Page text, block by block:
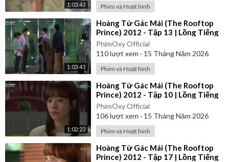
1:03:43 Phim và Hoạt hình
1:03:43
⁣Hoàng Tử Gác Mái (The Rooftop
Prince) 2012 - Tập 13 | Lồng Tiếng
PhimOxy Official
110lượt xem · 15 Tháng Năm 2026
Phim và Hoạt hình
1:02:22
⁣Hoàng Tử Gác Mái (The Rooftop
Prince) 2012 - Tập 10 | Lồng Tiếng
PhimOxy Official
106lượt xem · 15 Tháng Năm 2026
Phim và Hoạt hình
⁣Hoàng Tử Gác Mái (The Rooftop
Prince) 2012 - Tập 17 | Lồng Tiếng